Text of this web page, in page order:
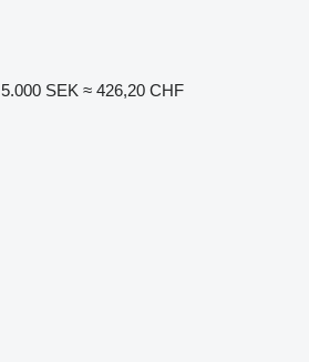
5.000 SEK ≈ 426,20 CHF